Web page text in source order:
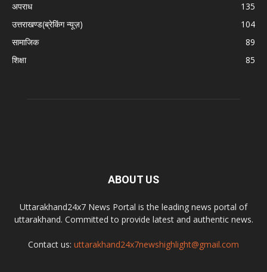
अपराध
135
उत्तराखण्ड(ब्रेकिंग न्यूज़)
104
सामाजिक
89
शिक्षा
85
ABOUT US
Uttarakhand24x7 News Portal is the leading news portal of
uttarakhand. Committed to provide latest and authentic news.
Contact us: uttarakhand24x7newshighlight@gmail.com